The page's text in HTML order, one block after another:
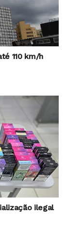
110 km/h
ilegal